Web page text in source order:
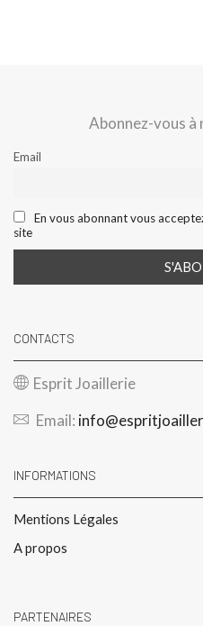
Abonnez-vous
Email
En vous abonnant vous
site
CONTACTS
Esprit Joaillerie
Email:
INFORMATIONS
Mentions Légales
A propos
PARTENAIRES